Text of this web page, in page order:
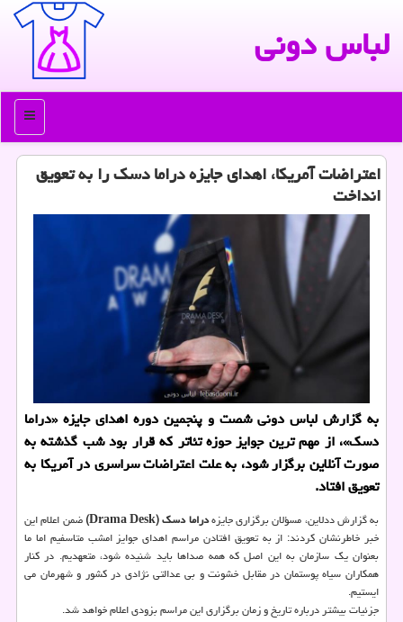
لباس دونی
منو
اعتراضات آمریكا، اهدای جایزه دراما دسك را به تعویق
انداخت
به گزارش لباس دونی شصت و پنجمین دوره اهدای جایزه «دراما
دسك»، از مهم ترین جوایز حوزه تئاتر كه قرار بود شب گذشته به
صورت آنلاین برگزار شود، به علت اعتراضات سراسری در آمریكا به
تعویق افتاد.
به گزارش ددلاین، مسؤلان برگزاری جایزهدراما دسک (Drama Desk)
ضمن اعلام این
خبر خاطرنشان کردند: از به تعویق افتادن مراسم اهدای جوایز امشب متاسفیم اما ما
بعنوان یک سازمان به این اصل که همه صداها باید شنیده شود، متعهدیم. در کنار
همکاران سیاه پوستمان در مقابل خشونت و بی عدالتی نژادی در کشور و شهرمان می
ایستیم.
جزئیات بیشتر درباره تاریخ و زمان برگزاری این مراسم بزودی اعلام خواهد شد.